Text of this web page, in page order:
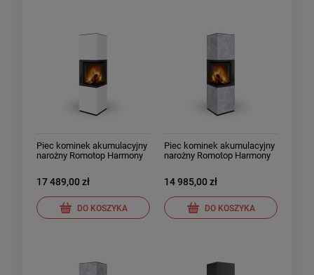
Piec kominek akumulacyjny
narożny Romotop Harmony
17 489,00 zł
DO KOSZYKA
Piec kominek akumulacyjny
narożny Romotop Harmony
14 985,00 zł
DO KOSZYKA